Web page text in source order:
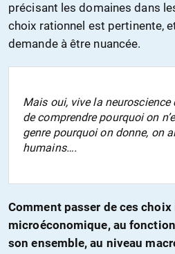
précisant les domaines dans
choix rationnel est pertinente,
demande à être nuancée.
Mais oui, vive la
de comprendre pourquoi on
genre pourquoi on donne, on
humains….
Comment passer de ces
microéconomique, au
son ensemble, au niveau